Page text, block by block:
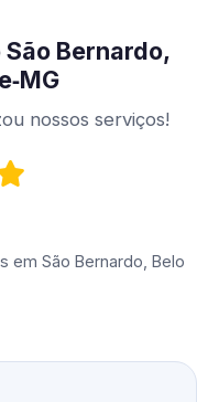
Bernardo,
nossos serviços!
em São Bernardo, Belo